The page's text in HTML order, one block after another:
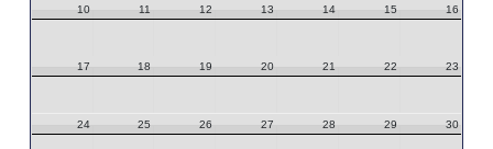
10 11 12 13 14 15 16
17 18 19 20 21 22 23
24 25 26 27 28 29 30